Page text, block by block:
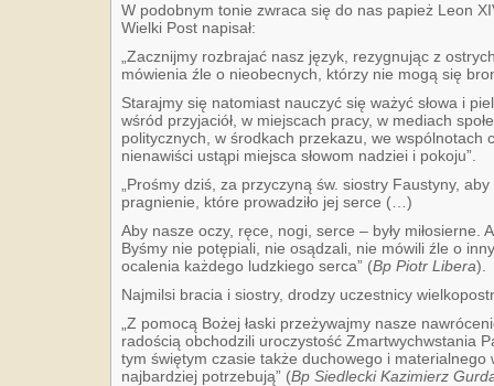
W podobnym tonie zwraca się do nas papież Leon
Wielki Post napisał:
„Zacznijmy rozbrajać nasz język, rezygnując z
mówienia źle o nieobecnych, którzy nie mogą się
Starajmy się natomiast nauczyć się ważyć słowa i
wśród przyjaciół, w miejscach pracy, w mediach
politycznych, w środkach przekazu, we wspólnotach
nienawiści ustąpi miejsca słowom nadziei i pokoju”.
„Prośmy dziś, za przyczyną św. siostry Faustyny,
pragnienie, które prowadziło jej serce (…)
Aby nasze oczy, ręce, nogi, serce – były miłosierne.
Byśmy nie potępiali, nie osądzali, nie mówili źle o
ocalenia każdego ludzkiego serca” (Bp Piotr Libera).
Najmilsi bracia i siostry, drodzy uczestnicy
„Z pomocą Bożej łaski przeżywajmy nasze
radością obchodzili uroczystość Zmartwychwstania
tym świętym czasie także duchowego i materialnego
najbardziej potrzebują” (Bp Siedlecki Kazimierz